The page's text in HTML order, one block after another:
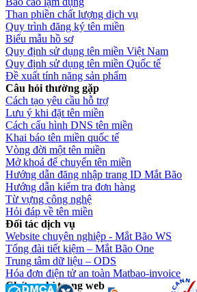
Than phiền chất lượng dịch vụ
Quy trình đăng ký tên miền
Biểu mẫu hồ sơ
Quy định sử dụng tên miền Việt Nam
Quy định sử dụng tên miền Quốc tế
Đề xuất tính năng sản phẩm
Câu hỏi thường gặp
Cách tạo yêu cầu hỗ trợ
Lưu ý khi đặt tên miền
Cách cấu hình DNS tên miền
Khai báo tên miền quốc tế
Vòng đời một tên miền
Mở khoá để chuyển tên miền
Hướng dẫn đăng nhập trang ID Mắt Bão
Hướng dẫn kiểm tra đơn hàng
Từ vựng công nghệ
Hỏi đáp về tên miền
Đối tác dịch vụ
Website chuyên nghiệp - Mắt Bão WS
Tổng đài tiết kiệm – Mắt Bão One
Trung tâm dữ liệu – ODS
Hóa đơn điện tử an toàn Matbao-invoice
Chứng chỉ trang web